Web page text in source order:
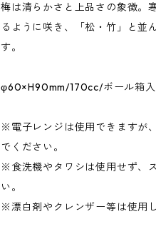
梅は清らかさと上品さの象徴。
るように咲き、「松・竹」と並
す。
φ60×H90mm/170cc/ボール箱入
※電子レンジは使用できますが
でください。
※食洗機やタワシは使用せず、
い。
※漂白剤やクレンザー等は使用